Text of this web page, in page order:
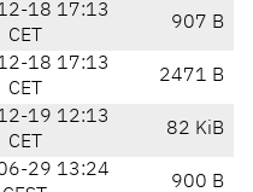
18 17:13
CET
907 B
18 17:13
CET
2471 B
19 12:13
CET
82 KiB
29 13:24
900 B